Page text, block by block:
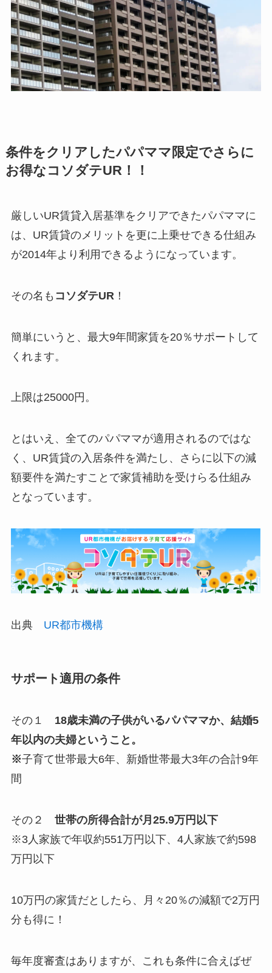
条件をクリアしたパパママ限定でさらに
お得なコソダテUR！！
厳しいUR賃貸入居基準をクリアできたパパママに
は、UR賃貸のメリットを更に上乗せできる仕組み
が2014年より利用できるようになっています。
その名も コソダテUR ！
簡単にいうと、最大9年間家賃を20％サポートして
くれます。
上限は25000円。
とはいえ、全てのパパママが適用されるのではな
く、UR賃貸の入居条件を満たし、さらに以下の減
額要件を満たすことで家賃補助を受けらる仕組み
となっています。
出典 UR都市機構
サポート適用の条件
その１ 18歳未満の子供がいるパパママか、結婚5
年以内の夫婦ということ。
※子育て世帯最大6年、新婚世帯最大3年の合計9年
間
その２ 世帯の所得合計が月25.9万円以下
※3人家族で年収約551万円以下、4人家族で約598
万円以下
10万円の家賃だとしたら、月々20％の減額で2万円
分も得に！
毎年度審査はありますが、これも条件に合えばぜ